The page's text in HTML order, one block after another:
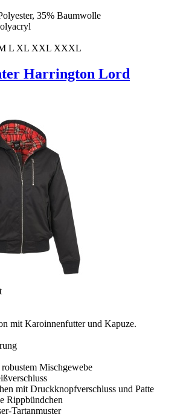
35% Baumwolle
M L XL XXL XXXL
Harrington Lord
mit Karoinnenfutter und Kapuze.
Mischgewebe
mit Druckknopfverschluss und Patte
Rippbündchen
Tartanmuster